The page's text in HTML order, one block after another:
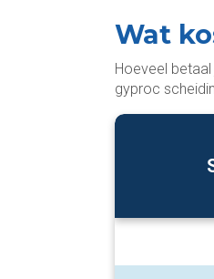
Wat
Hoeveel
gyproc